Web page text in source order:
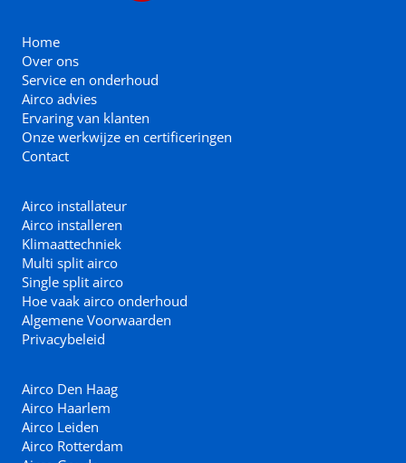
Home
Over ons
Service en onderhoud
Airco advies
Ervaring van klanten
Onze werkwijze en certificeringen
Contact
Airco installateur
Airco installeren
Klimaattechniek
Multi split airco
Single split airco
Hoe vaak airco onderhoud
Algemene Voorwaarden
Privacybeleid
Airco Den Haag
Airco Haarlem
Airco Leiden
Airco Rotterdam